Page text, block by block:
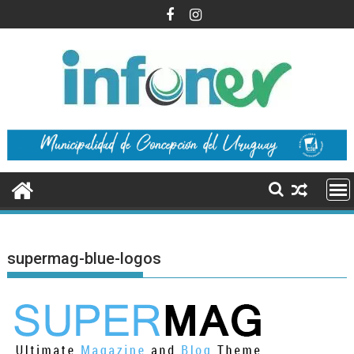
al
supermag-blue-logos